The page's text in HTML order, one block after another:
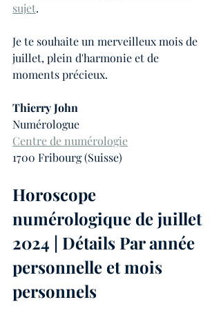
sujet.
Je te souhaite un merveilleux mois de
juillet, plein d'harmonie et de
moments précieux.
Thierry John
Numérologue
Centre de numérologie
1700 Fribourg (Suisse)
Horoscope
numérologique de juillet
2024 | Détails Par année
personnelle et mois
personnels